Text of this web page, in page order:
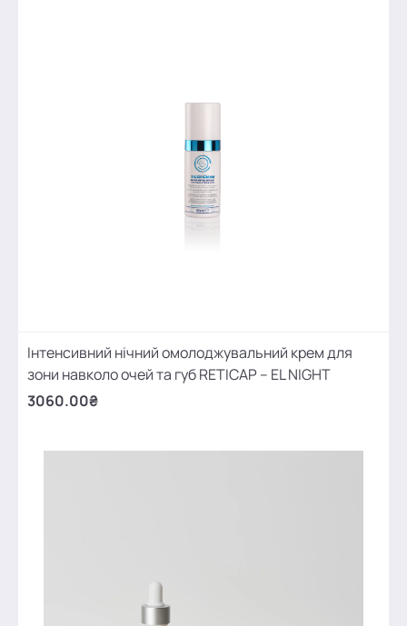
Інтенсивний нічний омолоджувальний крем для
зони навколо очей та губ RETICAP – EL NIGHT
3060.00₴